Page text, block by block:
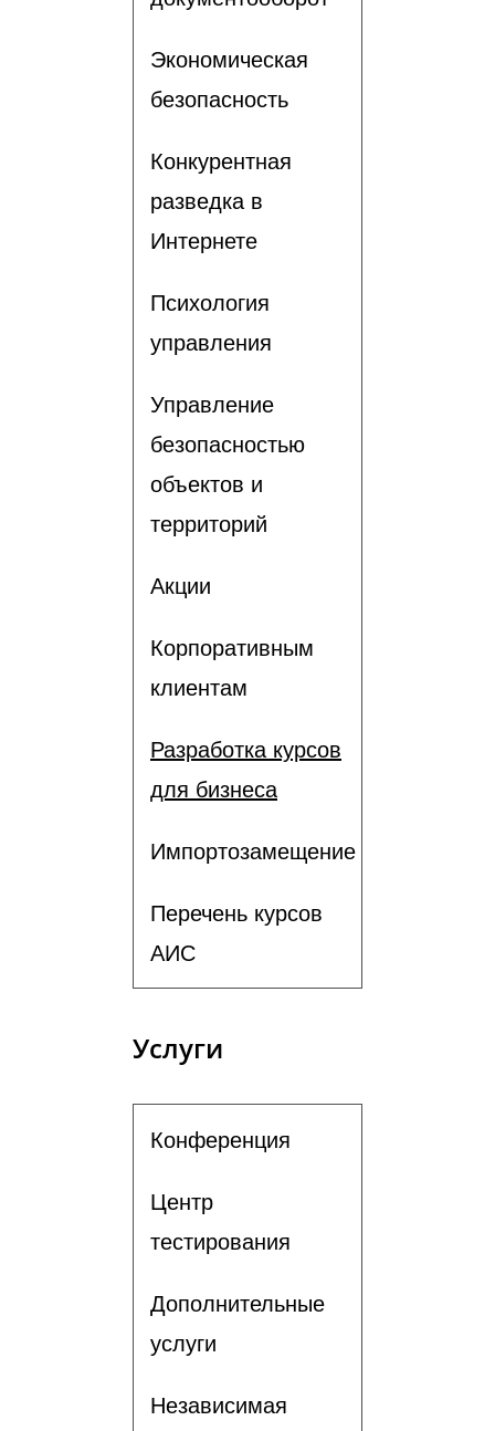
Экономическая
безопасность
Конкурентная
разведка в
Интернете
Психология
управления
Управление
безопасностью
объектов и
территорий
Акции
Корпоративным
клиентам
Разработка курсов
для бизнеса
Импортозамещение
Перечень курсов
АИС
Услуги
Конференция
Центр
тестирования
Дополнительные
услуги
Независимая